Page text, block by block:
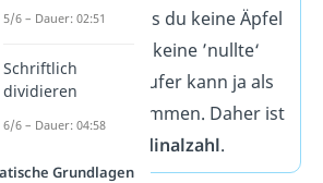
bedeutet das, dass du keine Äpfel
hast. Aber es gibt keine ’nullte‘
Position – kein Läufer kann ja als
Nullter ins Ziel kommen. Daher ist
keine Ordinalzahl.
5/6 – Dauer: 02:51
Schriftlich
dividieren
6/6 – Dauer: 04:58
Grundlagen